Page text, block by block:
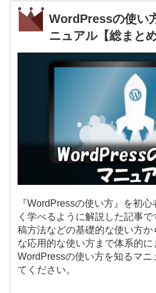
WordPressの使い
ニュアル【総まとめ
『WordPressの使い方』を初
く学べるように解説した記事
稿方法などの基礎的な使い方か
な応用的な使い方まで体系的に
WordPressの使い方を知るマニ
てください。